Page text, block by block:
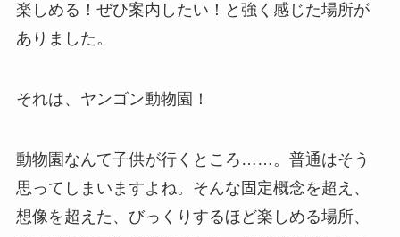
楽しめる！ぜひ案内したい！と強く感じた場所が
ありました。
それは、ヤンゴン動物園！
動物園なんて子供が行くところ……。普通はそう
思ってしまいますよね。そんな固定概念を超え、
想像を超えた、びっくりするほど楽しめる場所、